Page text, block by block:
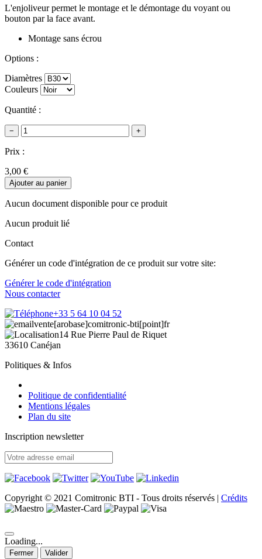
L'enjoliveur permet le montage et le démontage du voyant ou
bouton par la face avant.
Montage sans écrou
Options :
Diamètres
Couleurs
Quantité :
− +
Prix :
3,00 €
Ajouter au panier
Aucun document disponible pour ce produit
Aucun produit lié
Contact
Générer un code d'intégration de ce produit sur votre site:
Générer le code d'intégration
Nous contacter
+33 5 64 10 04 52
vente[arobase]comitronic-bti[point]fr
14 Rue Pierre Paul de Riquet
33610 Canéjan
Politiques & Infos
Politique de confidentialité
Mentions légales
Plan du site
Inscription newsletter
Copyright © 2021 Comitronic BTI - Tous droits réservés | Crédits
Loading...
Fermer Valider